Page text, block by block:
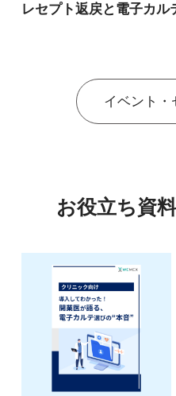
レセプト返戻と電子カル
イベント・
お役立ち資